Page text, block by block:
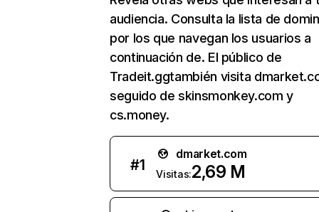
audiencia. Consulta la lista de
por los que navegan los usuarios a
continuación de. El público de
Tradeit.ggtambién visita
seguido de skinsmonkey.com y
cs.money.
#1
dmarket.com
Visitas:2,69 M